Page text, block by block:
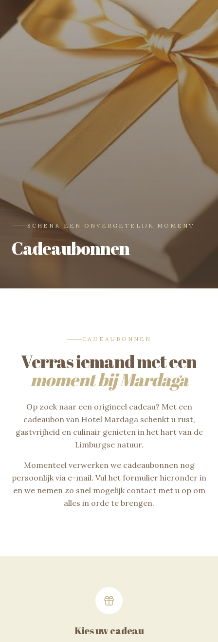
SCHENK EEN ONVERGETELIJK MOMENT
Cadeaubonnen
CADEAUBONNEN
Verras iemand met een
moment bij Mardaga
Op zoek naar een origineel cadeau? Met een
cadeaubon van Hotel Mardaga schenkt u rust,
gastvrijheid en culinair genieten in het hart van de
Limburgse natuur.
Momenteel verwerken we cadeaubonnen nog
persoonlijk via e-mail. Vul het formulier hieronder in
en we nemen zo snel mogelijk contact met u op om
alles in orde te brengen.
Kies uw cadeau